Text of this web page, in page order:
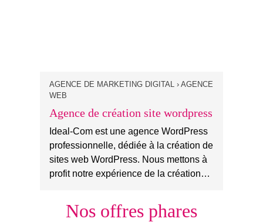
AGENCE DE MARKETING DIGITAL › AGENCE
WEB
Agence de création site wordpress
Ideal-Com est une agence WordPress
professionnelle, dédiée à la création de
sites web WordPress. Nous mettons à
profit notre expérience de la création…
Nos offres phares